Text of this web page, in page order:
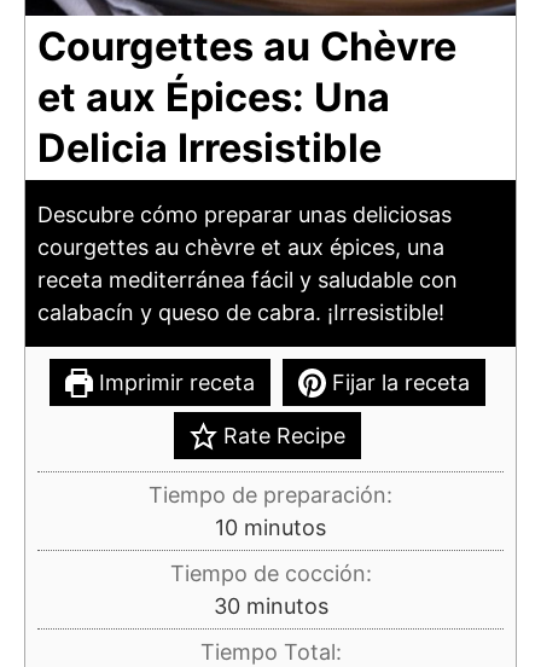
Courgettes au Chèvre
et aux Épices: Una
Delicia Irresistible
Descubre cómo preparar unas deliciosas
courgettes au chèvre et aux épices, una
receta mediterránea fácil y saludable con
calabacín y queso de cabra. ¡Irresistible!
Imprimir receta Fijar la receta
Rate Recipe
Tiempo de preparación:
10minutos
minutos
Tiempo de cocción:
30minutos
minutos
Tiempo Total: